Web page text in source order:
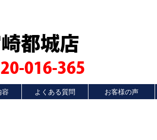
都城店
016-365
容 よくある質問 お客様の声